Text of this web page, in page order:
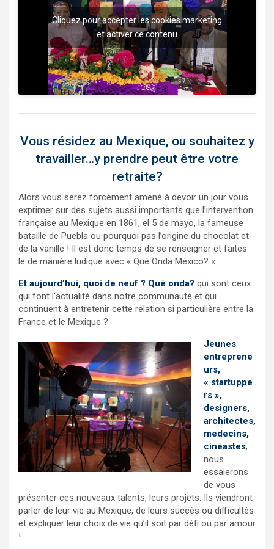
Cliquez pour accepter les cookies marketing
et activer ce contenu
Vous résidez au Mexique, ou souhaitez y
travailler…y prendre peut être votre
retraite?
Alors vous serez forcément amené à devoir un jour vous
exprimer sur des sujets aussi importants que l’intervention
française au Mexique en 1861, el 5 de mayo, la fameuse
bataille de Puebla ou pourquoi pas l’origine du chocolat et
de la vanille ! Il est donc temps de se renseigner et faites
le de manière ludique avec « Qué Onda México? « .
Et aujourd’hui, quoi de neuf ? Qué onda? qui sont ceux
qui font l’actualité dans notre communauté et qui
continuent à entretenir cette relation si particulière entre la
France et le Mexique ?
Jeunes
entreprene
urs,
« startuppe
rs »,
designers,
architectes,
medecins,
cinéastes,
nous
essaierons
de vous
présenter ces nouveaux talents, leurs projets. Ils viendront
parler de leur vie au Mexique, de leurs succès ou difficultés
et expliquer leur choix de vie qu’il soit par défi ou par amour
!